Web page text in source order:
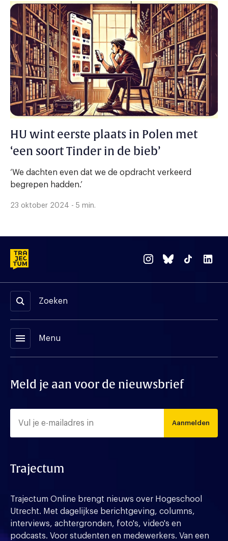
HU wint eerste plaats in Polen met
‘een soort Tinder in de bieb’
‘We dachten even dat we de opdracht verkeerd
begrepen hadden.’
23 oktober 2024 - 5 min.
Zoeken
menu Menu
Meld je aan voor de nieuwsbrief
Aanmelden
Trajectum
Trajectum Online brengt nieuws over Hogeschool
Utrecht. Met dagelijkse berichtgeving, columns,
interviews, achtergronden, foto's, video's en
podcasts. Voor studenten en medewerkers. Van een